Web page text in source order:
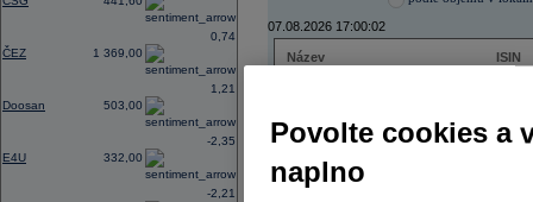
ČEZ 1 369,00
0,74
Doosan 503,00
1,21
E4U 332,00
-2,35
-2,21
07.08.2026 17:00:02
Název
ISIN
ERSTE BANK
TMR
Povolte cookies a
naplno